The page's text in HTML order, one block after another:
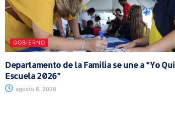
GOBIERNO
Departamento de la Familia se une a “Yo
Escuela 2026”
agosto 6, 2026